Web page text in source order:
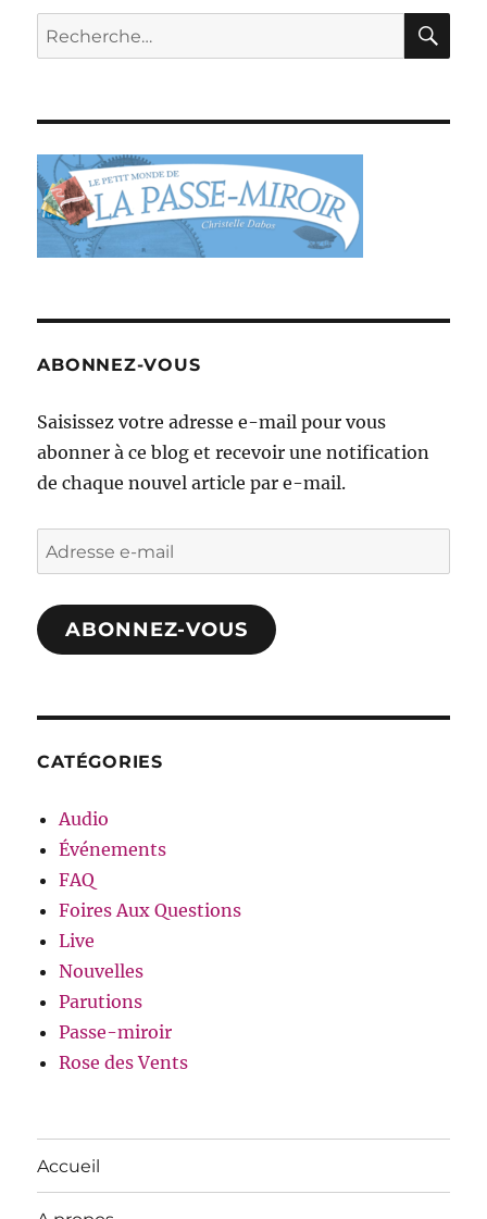
Recherche
pour :
ABONNEZ-VOUS
Saisissez votre adresse e-mail pour vous
abonner à ce blog et recevoir une notification
de chaque nouvel article par e-mail.
Adresse
e-
mail
ABONNEZ-VOUS
CATÉGORIES
Audio
Événements
FAQ
Foires Aux Questions
Live
Nouvelles
Parutions
Passe-miroir
Rose des Vents
Accueil